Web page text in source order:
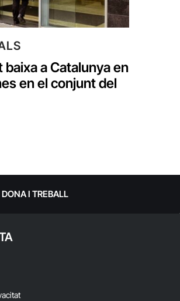
baixa a Catalunya en
en el conjunt del
DONA I TREBALL